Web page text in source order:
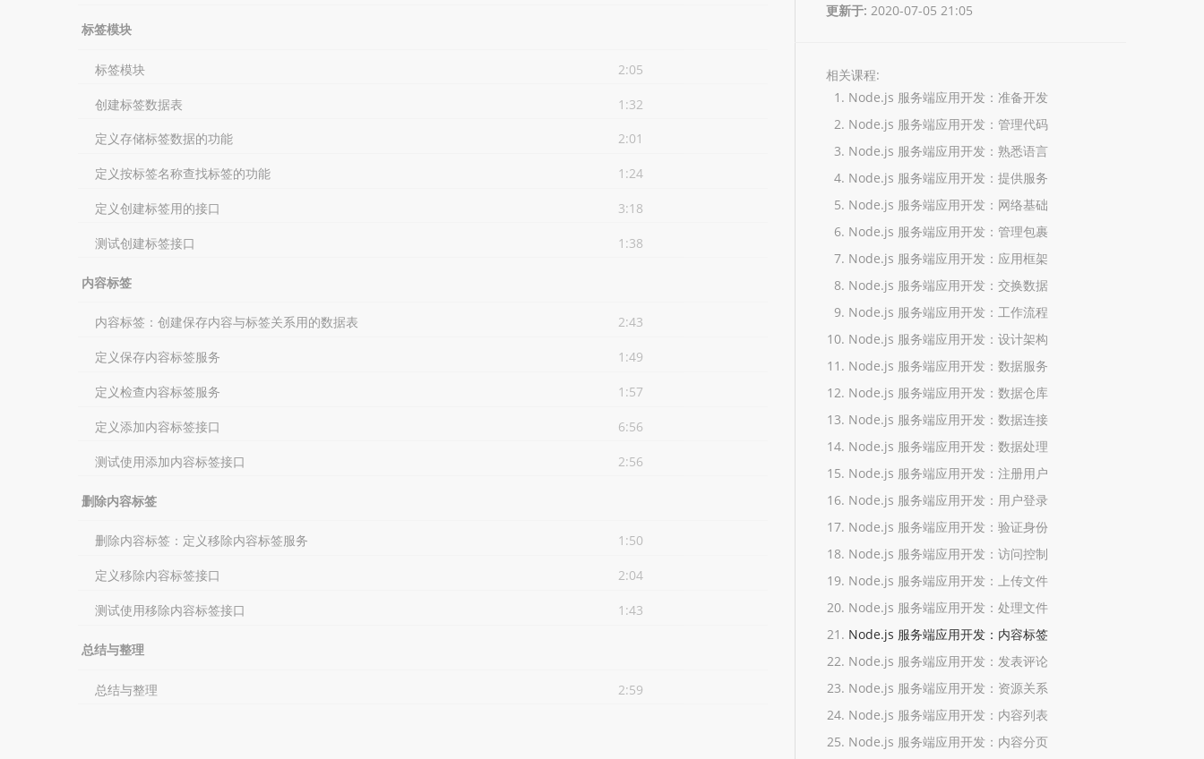
标签模块
标签模块 2:05
创建标签数据表 1:32
定义存储标签数据的功能 2:01
定义按标签名称查找标签的功能 1:24
定义创建标签用的接口 3:18
测试创建标签接口 1:38
内容标签
内容标签：创建保存内容与标签关系用的数据表 2:43
定义保存内容标签服务 1:49
定义检查内容标签服务 1:57
定义添加内容标签接口 6:56
测试使用添加内容标签接口 2:56
删除内容标签
删除内容标签：定义移除内容标签服务 1:50
定义移除内容标签接口 2:04
测试使用移除内容标签接口 1:43
总结与整理
总结与整理 2:59
更新于: 2020-07-05 21:05
相关课程:
Node.js 服务端应用开发：准备开发
Node.js 服务端应用开发：管理代码
Node.js 服务端应用开发：熟悉语言
Node.js 服务端应用开发：提供服务
Node.js 服务端应用开发：网络基础
Node.js 服务端应用开发：管理包裹
Node.js 服务端应用开发：应用框架
Node.js 服务端应用开发：交换数据
Node.js 服务端应用开发：工作流程
Node.js 服务端应用开发：设计架构
Node.js 服务端应用开发：数据服务
Node.js 服务端应用开发：数据仓库
Node.js 服务端应用开发：数据连接
Node.js 服务端应用开发：数据处理
Node.js 服务端应用开发：注册用户
Node.js 服务端应用开发：用户登录
Node.js 服务端应用开发：验证身份
Node.js 服务端应用开发：访问控制
Node.js 服务端应用开发：上传文件
Node.js 服务端应用开发：处理文件
Node.js 服务端应用开发：内容标签
Node.js 服务端应用开发：发表评论
Node.js 服务端应用开发：资源关系
Node.js 服务端应用开发：内容列表
Node.js 服务端应用开发：内容分页